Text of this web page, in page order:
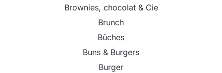
Brownies, chocolat & Cie
Brunch
Bûches
Buns & Burgers
Burger